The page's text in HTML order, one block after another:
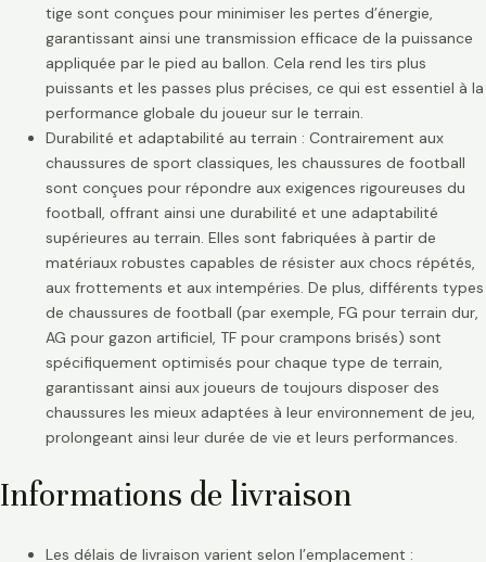
tige sont conçues pour minimiser les pertes d’énergie,
garantissant ainsi une transmission efficace de la puissance
appliquée par le pied au ballon. Cela rend les tirs plus
puissants et les passes plus précises, ce qui est essentiel à la
performance globale du joueur sur le terrain.
Durabilité et adaptabilité au terrain : Contrairement aux
chaussures de sport classiques, les chaussures de football
sont conçues pour répondre aux exigences rigoureuses du
football, offrant ainsi une durabilité et une adaptabilité
supérieures au terrain. Elles sont fabriquées à partir de
matériaux robustes capables de résister aux chocs répétés,
aux frottements et aux intempéries. De plus, différents types
de chaussures de football (par exemple, FG pour terrain dur,
AG pour gazon artificiel, TF pour crampons brisés) sont
spécifiquement optimisés pour chaque type de terrain,
garantissant ainsi aux joueurs de toujours disposer des
chaussures les mieux adaptées à leur environnement de jeu,
prolongeant ainsi leur durée de vie et leurs performances.
Informations de livraison
Les délais de livraison varient selon l’emplacement :